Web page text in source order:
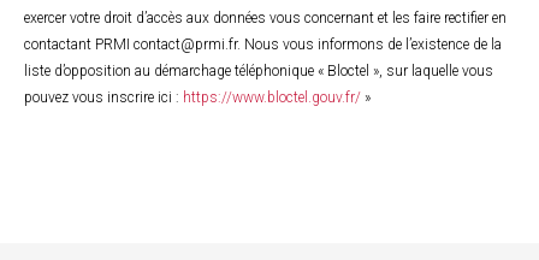
exercer votre droit d’accès aux données vous concernant et les faire rectifier en
contactant PRMI contact@prmi.fr. Nous vous informons de l’existence de la
liste d’opposition au démarchage téléphonique « Bloctel », sur laquelle vous
pouvez vous inscrire ici : https://www.bloctel.gouv.fr/ »